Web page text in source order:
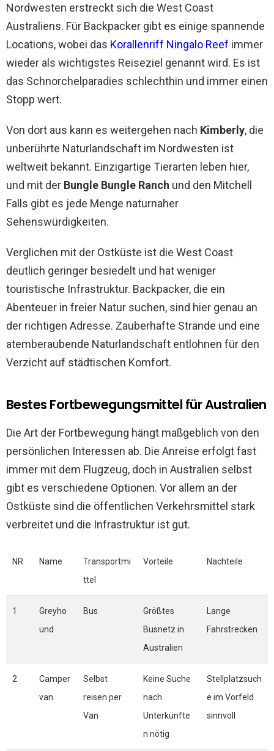
Nordwesten erstreckt sich die West Coast
Australiens. Für Backpacker gibt es einige spannende
Locations, wobei das Korallenriff Ningalo Reef immer
wieder als wichtigstes Reiseziel genannt wird. Es ist
das Schnorchelparadies schlechthin und immer einen
Stopp wert.
Von dort aus kann es weitergehen nach Kimberly, die
unberührte Naturlandschaft im Nordwesten ist
weltweit bekannt. Einzigartige Tierarten leben hier,
und mit der Bungle Bungle Ranch und den Mitchell
Falls gibt es jede Menge naturnaher
Sehenswürdigkeiten.
Verglichen mit der Ostküste ist die West Coast
deutlich geringer besiedelt und hat weniger
touristische Infrastruktur. Backpacker, die ein
Abenteuer in freier Natur suchen, sind hier genau an
der richtigen Adresse. Zauberhafte Strände und eine
atemberaubende Naturlandschaft entlohnen für den
Verzicht auf städtischen Komfort.
Bestes Fortbewegungsmittel für Australien
Die Art der Fortbewegung hängt maßgeblich von den
persönlichen Interessen ab. Die Anreise erfolgt fast
immer mit dem Flugzeug, doch in Australien selbst
gibt es verschiedene Optionen. Vor allem an der
Ostküste sind die öffentlichen Verkehrsmittel stark
verbreitet und die Infrastruktur ist gut.
NR Name
Transportmi
ttel
Vorteile Nachteile
1
Greyho
und
Bus
Größtes
Busnetz in
Australien
Lange
Fahrstrecken
2
Camper
van
Selbst
reisen per
Van
Keine Suche
nach
Unterkünfte
n nötig
Stellplatzsuch
e im Vorfeld
sinnvoll